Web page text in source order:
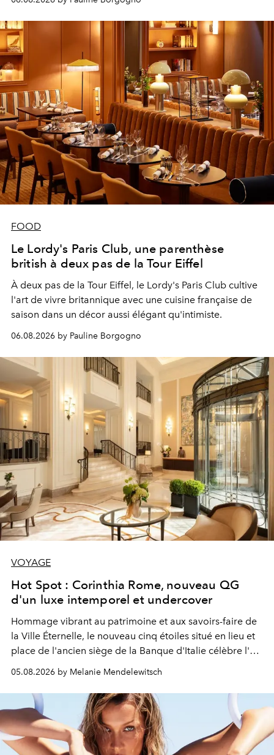
FOOD
Le Lordy's Paris Club, une parenthèse
british à deux pas de la Tour Eiffel
À deux pas de la Tour Eiffel, le Lordy's Paris Club cultive
l'art de vivre britannique avec une cuisine française de
saison dans un décor aussi élégant qu'intimiste.
06.08.2026 by Pauline Borgogno
VOYAGE
Hot Spot : Corinthia Rome, nouveau QG
d'un luxe intemporel et undercover
Hommage vibrant au patrimoine et aux savoirs-faire de
la Ville Éternelle, le nouveau cinq étoiles situé en lieu et
place de l'ancien siège de la Banque d'Italie célèbre l'art
de vivre Romain dans toute son élégance intemporelle.
05.08.2026 by Melanie Mendelewitsch